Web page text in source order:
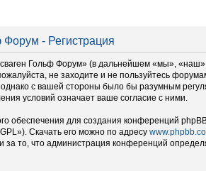
- Регистрация
Гольф Форум» (в дальнейшем «мы»,
не заходите и не пользуйтесь
с вашей стороны было бы разумным
условий означает ваше согласие с ними.
для создания конференций
Скачать его можно по адресу
за то, что администрация конференций